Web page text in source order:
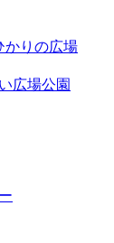
かりの広場
広場公園